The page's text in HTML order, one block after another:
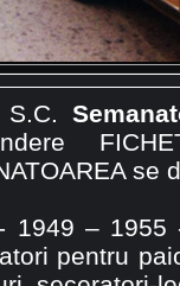
se
– 1955 -
pentru